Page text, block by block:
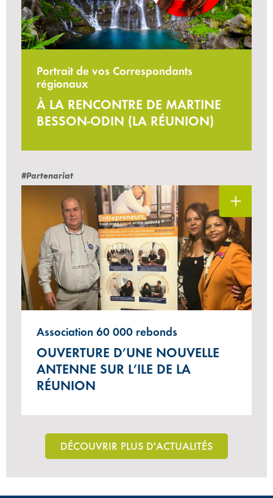
Portrait de vos Correspondants
régionaux
À LA RENCONTRE DE MARTINE
BESSON-ODIN (LA RÉUNION)
#Partenariat
Association 60 000 rebonds
OUVERTURE D’UNE NOUVELLE
ANTENNE SUR L’ILE DE LA
RÉUNION
DÉCOUVRIR PLUS D'ACTUALITÉS